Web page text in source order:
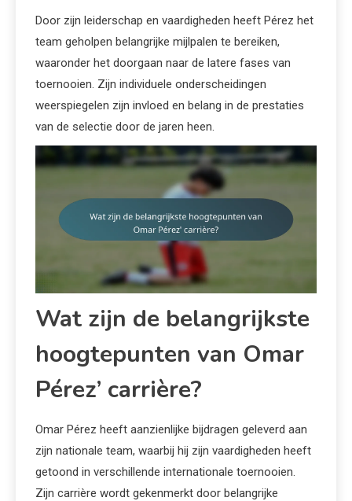
Door zijn leiderschap en vaardigheden heeft Pérez het
team geholpen belangrijke mijlpalen te bereiken,
waaronder het doorgaan naar de latere fases van
toernooien. Zijn individuele onderscheidingen
weerspiegelen zijn invloed en belang in de prestaties
van de selectie door de jaren heen.
Wat zijn de belangrijkste
hoogtepunten van Omar
Pérez’ carrière?
Omar Pérez heeft aanzienlijke bijdragen geleverd aan
zijn nationale team, waarbij hij zijn vaardigheden heeft
getoond in verschillende internationale toernooien.
Zijn carrière wordt gekenmerkt door belangrijke